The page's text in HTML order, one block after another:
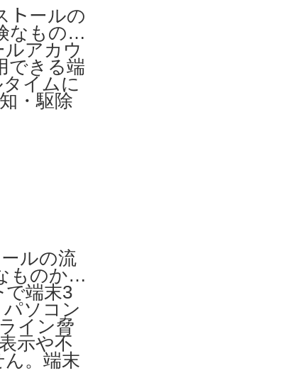
トールの
なものか
アカウ
できる端
イムに
・駆除
ルの流
ものから
端末3
ソコン
イン脅
示や不
。端末